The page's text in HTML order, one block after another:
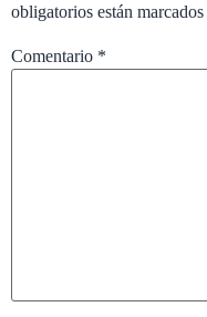
obligatorios están marcados
Comentario *